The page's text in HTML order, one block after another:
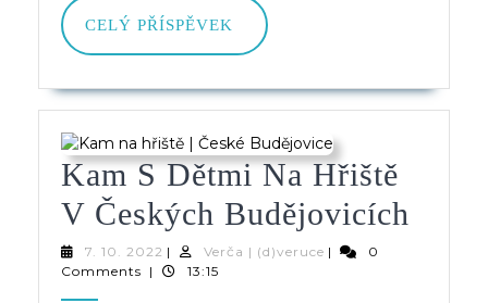
CELÝ PŘÍSPĚVEK
CELÝ
PŘÍSPĚVEK
Kam S Dětmi Na Hřiště
V Českých Budějovicích
7. 10. 2022 7.
10.
| Verča | (d)veruceVerča
|
0
Comments | 13:15